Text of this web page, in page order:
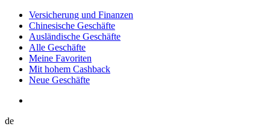
Versicherung und Finanzen
Chinesische Geschäfte
Ausländische Geschäfte
Alle Geschäfte
Meine Favoriten
Mit hohem Cashback
Neue Geschäfte
de